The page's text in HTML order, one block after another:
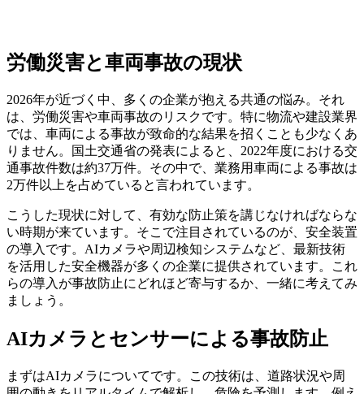
労働災害と車両事故の現状
2026年が近づく中、多くの企業が抱える共通の悩み。それ
は、労働災害や車両事故のリスクです。特に物流や建設業界
では、車両による事故が致命的な結果を招くことも少なくあ
りません。国土交通省の発表によると、2022年度における交
通事故件数は約37万件。その中で、業務用車両による事故は
2万件以上を占めていると言われています。
こうした現状に対して、有効な防止策を講じなければならな
い時期が来ています。そこで注目されているのが、安全装置
の導入です。AIカメラや周辺検知システムなど、最新技術
を活用した安全機器が多くの企業に提供されています。これ
らの導入が事故防止にどれほど寄与するか、一緒に考えてみ
ましょう。
AIカメラとセンサーによる事故防止
まずはAIカメラについてです。この技術は、道路状況や周